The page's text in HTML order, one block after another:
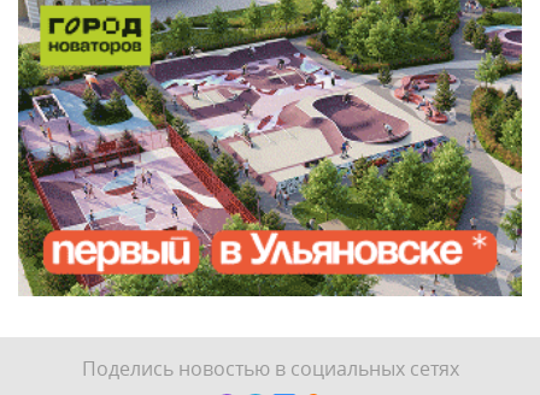
Поделись новостью в социальных сетях